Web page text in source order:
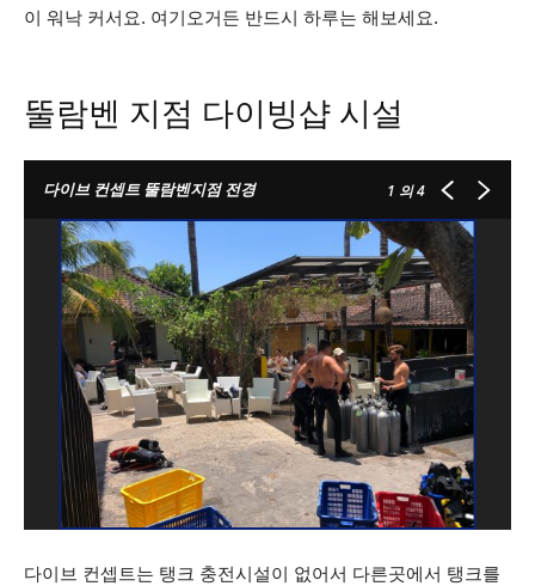
이 워낙 커서요. 여기오거든 반드시 하루는 해보세요.
뚤람벤 지점 다이빙샵 시설
다이브 컨셉트 뚤람벤지점 전경 1 의 4
다이브 컨셉트는 탱크 충전시설이 없어서 다른곳에서 탱크를